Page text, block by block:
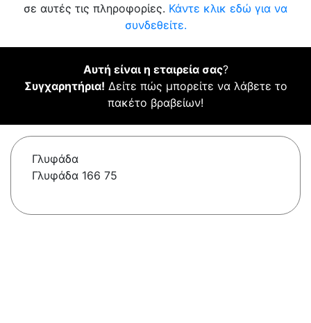
σε αυτές τις πληροφορίες. Κάντε κλικ εδώ για να
συνδεθείτε.
Αυτή είναι η εταιρεία σας?
Συγχαρητήρια! Δείτε πώς μπορείτε να λάβετε το
πακέτο βραβείων!
Γλυφάδα
Γλυφάδα 166 75